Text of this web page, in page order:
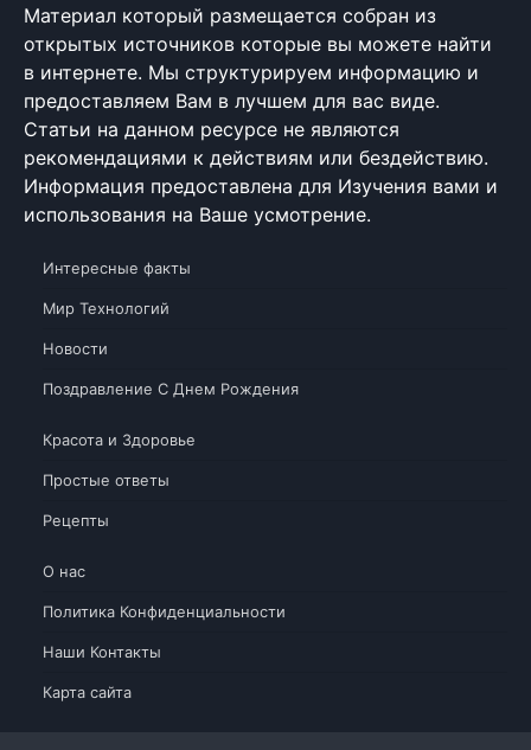
Материал который размещается собран из
открытых источников которые вы можете найти
в интернете. Мы структурируем информацию и
предоставляем Вам в лучшем для вас виде.
Статьи на данном ресурсе не являются
рекомендациями к действиям или бездействию.
Информация предоставлена для Изучения вами и
использования на Ваше усмотрение.
Интересные факты
Мир Технологий
Новости
Поздравление С Днем Рождения
Красота и Здоровье
Простые ответы
Рецепты
О нас
Политика Конфиденциальности
Наши Контакты
Карта сайта